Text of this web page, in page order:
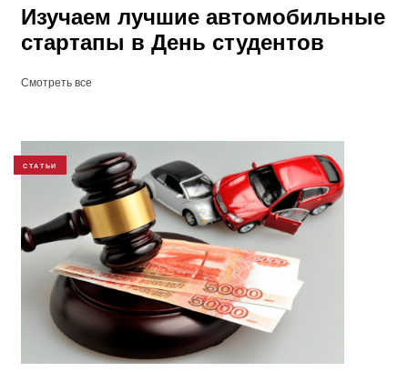
Изучаем лучшие автомобильные
стартапы в День студентов
Смотреть все
СТАТЬИ